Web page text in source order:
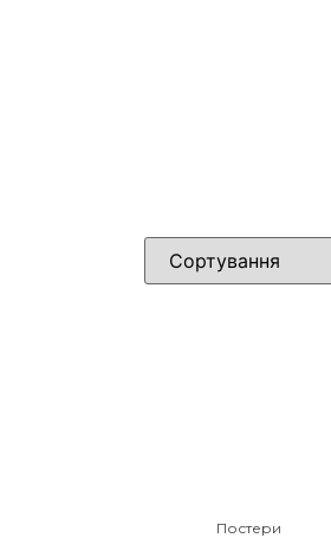
Постери